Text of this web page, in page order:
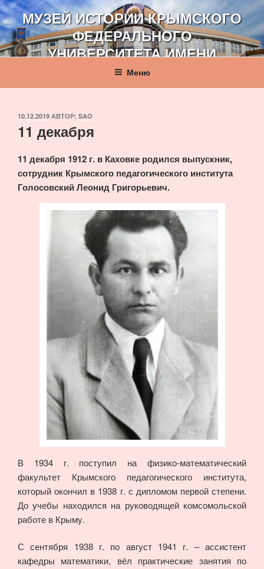
Перейти
к
содержимому
МУЗЕЙ ИСТОРИИ КРЫМСКОГО
ФЕДЕРАЛЬНОГО
УНИВЕРСИТЕТА ИМЕНИ
В. И. ВЕРНАДСКОГО
Меню
ОПУБЛИКОВАНО
10.12.2019 АВТОР: SAO
11 декабря
11 декабря 1912 г. в Каховке родился выпускник,
сотрудник Крымского педагогического института
Голосовский Леонид Григорьевич.
В 1934 г. поступил на физико-математический
факультет Крымского педагогического института,
который окончил в 1938 г. с дипломом первой степени.
До учебы находился на руководящей комсомольской
работе в Крыму.
С сентября 1938 г. по август 1941 г. – ассистент
кафедры математики, вёл практические занятия по